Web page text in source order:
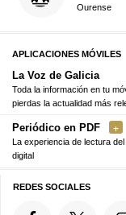
Ourense
APLICACIONES MÓVILES
La Voz de Galicia
Toda la información en tu
pierdas la actualidad más
Periódico en PDF
La experiencia de lectura
digital
REDES SOCIALES